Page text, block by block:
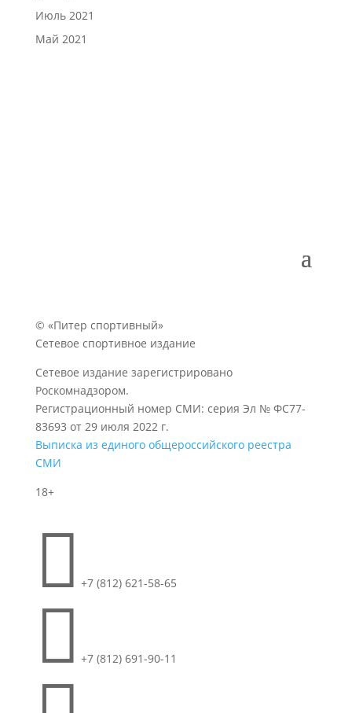
Июль 2021
Май 2021
© «Питер спортивный»
Сетевое спортивное издание
Сетевое издание зарегистрировано
Роскомнадзором.
Регистрационный номер СМИ: серия Эл № ФС77-
83693 от 29 июля 2022 г.
Выписка из единого общероссийского реестра
СМИ
18+
 +7 (812) 621-58-65
 +7 (812) 691-90-11